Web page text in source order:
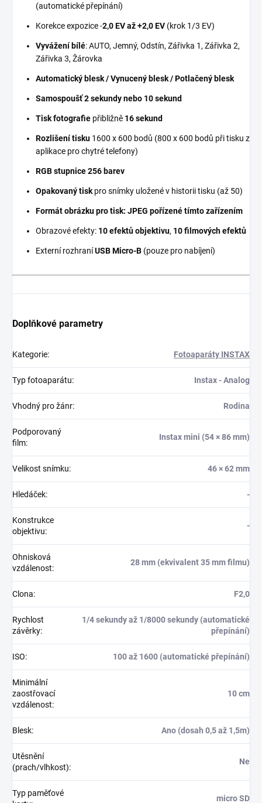
(automatické přepínání)
Korekce expozice -2,0 EV až +2,0 EV (krok 1/3 EV)
Vyvážení bílé: AUTO, Jemný, Odstín, Zářivka 1, Zářivka 2,
Zářivka 3, Žárovka
Automatický blesk / Vynucený blesk / Potlačený blesk
Samospoušť 2 sekundy nebo 10 sekund
Tisk fotografie přibližně 16 sekund
Rozlišenítisku 1600 x 600 bodů (800 x 600 bodů při tisku z
aplikace pro chytré telefony)
RGB stupnice 256 barev
Opakovaný tisk pro snímky uložené v historii tisku (až 50)
Formát obrázku pro tisk: JPEG pořízené tímto zařízením
Obrazové efekty: 10 efektů objektivu, 10 filmových efektů
Externí rozhraníUSB Micro-B (pouze pro nabíjení)
Doplňkové parametry
Kategorie: Fotoaparáty INSTAX
Typ fotoaparátu: Instax - Analog
Vhodný pro žánr: Rodina
Podporovaný
film:
Instax mini (54 × 86 mm)
Velikost snímku: 46 × 62 mm
Hledáček: -
Konstrukce
objektivu:
-
Ohnisková
vzdálenost:
28 mm (ekvivalent 35 mm filmu)
Clona: F2,0
Rychlost
závěrky:
1/4 sekundy až 1/8000 sekundy (automatické
přepínání)
ISO: 100 až 1600 (automatické přepínání)
Minimální
zaostřovací
vzdálenost:
10 cm
Blesk: Ano (dosah 0,5 až 1,5m)
Utěsnění
(prach/vlhkost):
Ne
Typ paměťové
micro SD